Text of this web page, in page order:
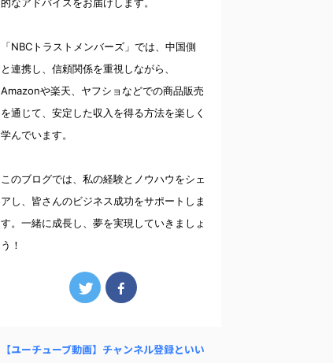
「NBCトラストメンバーズ」では、中国側
と連携し、信頼関係を重視しながら、
Amazonや楽天、ヤフショなどでの商品販売
を通じて、安定した収入を得る方法を楽しく
学んでいます。
このブログでは、私の経験とノウハウをシェ
アし、皆さんのビジネス成功をサポートしま
す。一緒に成長し、夢を実現していきましょ
う！
【ユーチューブ動画】チャンネル登録といい